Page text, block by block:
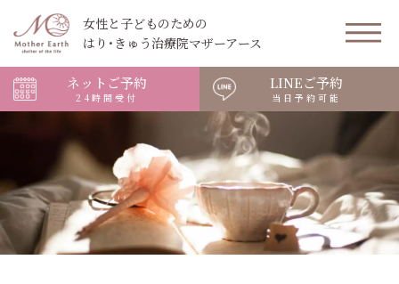
女性と子どものための
はり･きゅう治療院マザーアース
ネットご予約
24時間受付
LINEご予約
当日予約可能